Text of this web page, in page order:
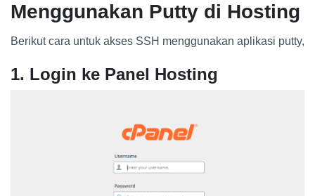
Menggunakan Putty di Hosting
Berikut cara untuk akses SSH menggunakan aplikasi putty,
1. Login ke Panel Hosting